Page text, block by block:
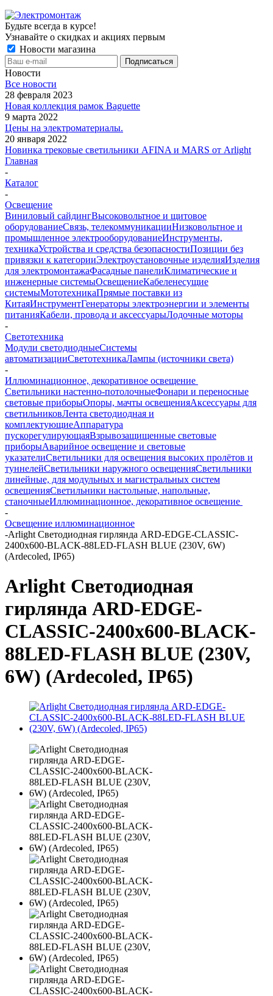
Будьте всегда в курсе!
Узнавайте о скидках и акциях первым
Новости магазина
Новости
Все новости
28 февраля 2023
Новая коллекция рамок Baguette
9 марта 2022
Цены на электроматериалы.
20 января 2022
Новинка трековые светильники AFINA и MARS от Arlight
Главная
-
Каталог
-
Освещение
Виниловый сайдингВысоковольтное и щитовое
оборудованиеСвязь, телекоммуникацииНизковольтное и
промышленное электрооборудованиеИнструменты,
техникаУстройства и средства безопасностиПозиции без
привязки к категорииЭлектроустановочные изделияИзделия
для электромонтажаФасадные панелиКлиматические и
инженерные системыОсвещениеКабеленесущие
системыМототехникаПрямые поставки из
КитаяИнструментГенераторы электроэнергии и элементы
питанияКабели, провода и аксессуарыЛодочные моторы
-
Светотехника
Модули светодиодныеСистемы
автоматизацииСветотехникаЛампы (источники света)
-
Иллюминационное, декоративное освещение
Светильники настенно-потолочныеФонари и переносные
световые приборыОпоры, мачты освещенияАксессуары для
светильниковЛента светодиодная и
комплектующиеАппаратура
пускорегулирующаяВзрывозащищенные световые
приборыАварийное освещение и световые
указателиСветильники для освещения высоких пролётов и
туннелейСветильники наружного освещенияСветильники
линейные, для модульных и магистральных систем
освещенияСветильники настольные, напольные,
станочныеИллюминационное, декоративное освещение
-
Освещение иллюминационное
-Arlight Светодиодная гирлянда ARD-EDGE-CLASSIC-
2400x600-BLACK-88LED-FLASH BLUE (230V, 6W)
(Ardecoled, IP65)
Arlight Светодиодная
гирлянда ARD-EDGE-
CLASSIC-2400x600-BLACK-
88LED-FLASH BLUE (230V,
6W) (Ardecoled, IP65)